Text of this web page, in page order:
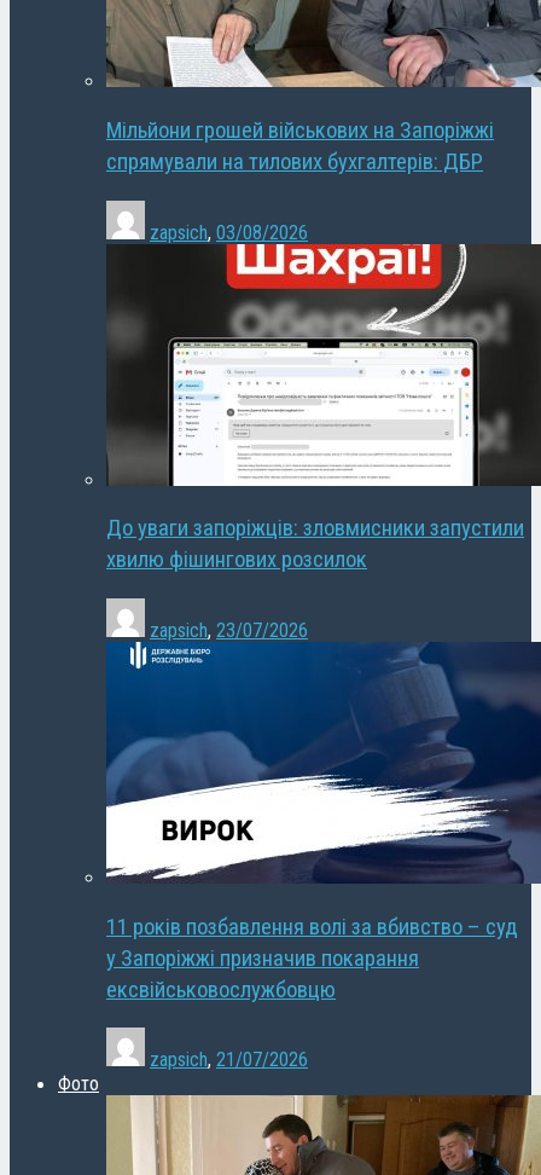
Мільйони грошей військових на Запоріжжі
спрямували на тилових бухгалтерів: ДБР
zapsich, 03/08/2026
До уваги запоріжців: зловмисники запустили
хвилю фішингових розсилок
zapsich, 23/07/2026
11 років позбавлення волі за вбивство – суд
у Запоріжжі призначив покарання
ексвійськовослужбовцю
zapsich, 21/07/2026
Фото